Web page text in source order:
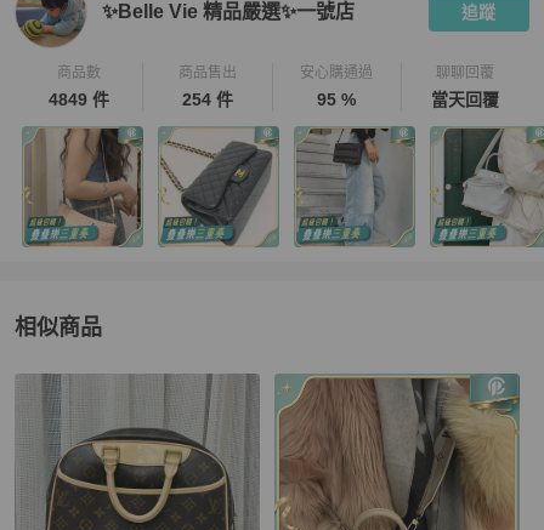
✨Belle Vie 精品嚴選✨一號店 追蹤
商品數
4849 件
商品售出
254 件
安心購通過
95 %
聊聊回覆
當天回覆
相似商品
更多相似Louis Vuitton女包推薦精品